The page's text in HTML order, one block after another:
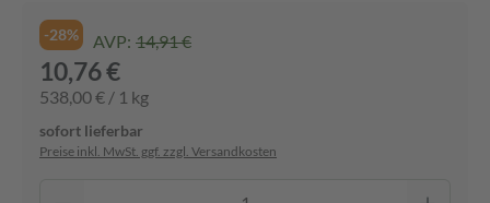
-28% AVP: 14,91 €
10,76 €
538,00 € / 1 kg
sofort lieferbar
Preise inkl. MwSt. ggf. zzgl. Versandkosten